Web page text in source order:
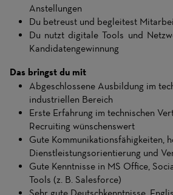
Anstellungen
Du betreust und begleitest
Du nutzt digitale Tools und
Kandidatengewinnung
Das bringst du mit
Abgeschlossene Ausbildung im
industriellen Bereich
Erste Erfahrung im technischen
Recruiting wünschenswert
Gute Kommunikationsfähigkeiten,
Dienstleistungsorientierung und
Gute Kenntnisse in MS Office,
Tools (z. B. Salesforce)